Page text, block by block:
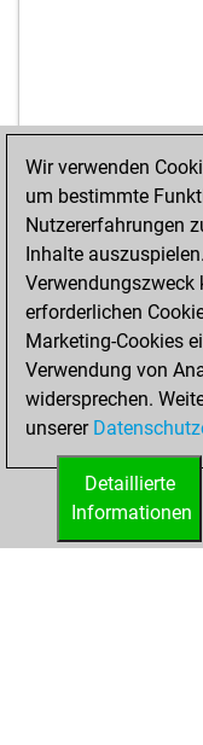
STARTSEITE
Wir verwenden
um bestimmte
Nutzererfahrungen
Inhalte
Verwendungszweck
erforderlichen
Marketing-Cookies
Verwendung von
widersprechen.
unserer
Detaillierte
Informationen